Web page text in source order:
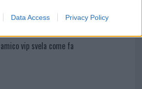
Data Access Privacy Policy
vip svela come fa